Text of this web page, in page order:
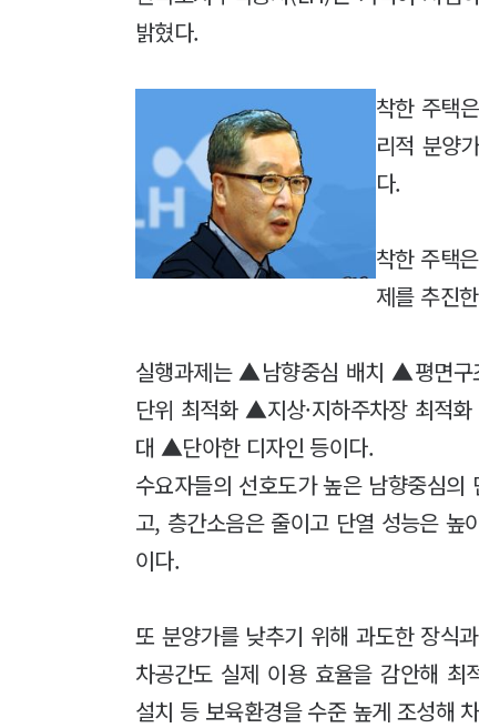
밝혔다.
착한 주택
리적 분양
다.
착한 주택
제를 추진
실행과제는 ▲남향중심 배치 ▲평면
단위 최적화 ▲지상·지하주차장 최
대 ▲단아한 디자인 등이다.
수요자들의 선호도가 높은 남향중심의
고, 층간소음은 줄이고 단열 성능은 높
이다.
또 분양가를 낮추기 위해 과도한 장식
차공간도 실제 이용 효율을 감안해 최
설치 등 보육환경을 수준 높게 조성해